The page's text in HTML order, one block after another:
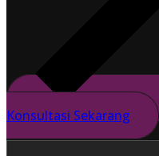
Konsultasi Sekarang